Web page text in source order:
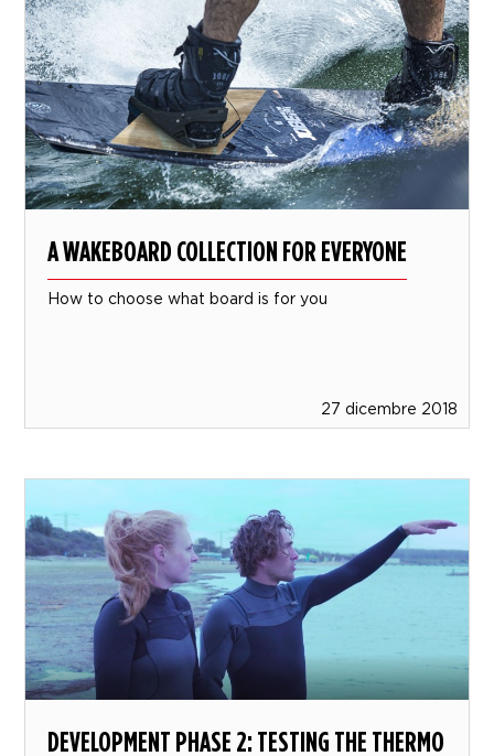
A WAKEBOARD COLLECTION FOR EVERYONE
How to choose what board is for you
27 dicembre 2018
DEVELOPMENT PHASE 2: TESTING THE THERMO